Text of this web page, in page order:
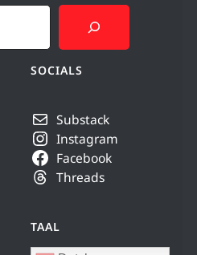
SOCIALS
Substack
Instagram
Facebook
Threads
TAAL